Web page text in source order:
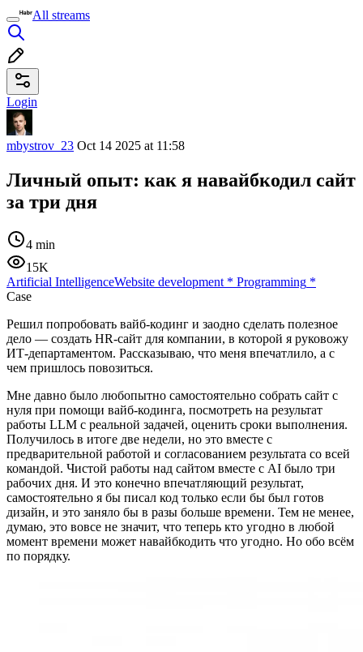
All streams
Login
mbystrov_23 Oct 14 2025 at 11:58
Личный опыт: как я навайбкодил сайт
за три дня
4 min
15K
Artificial IntelligenceWebsite development * Programming *
Case
Решил попробовать вайб-кодинг и заодно сделать полезное
дело — создать HR-сайт для компании, в которой я руковожу
ИТ-департаментом. Рассказываю, что меня впечатлило, а с
чем пришлось повозиться.
Мне давно было любопытно самостоятельно собрать сайт с
нуля при помощи вайб-кодинга, посмотреть на результат
работы LLM с реальной задачей, оценить сроки выполнения.
Получилось в итоге две недели, но это вместе с
предварительной работой и согласованием результата со всей
командой. Чистой работы над сайтом вместе с AI было три
рабочих дня. И это конечно впечатляющий результат,
самостоятельно я бы писал код только если бы был готов
дизайн, и это заняло бы в разы больше времени. Тем не менее,
думаю, это вовсе не значит, что теперь кто угодно в любой
момент времени может навайбкодить что угодно. Но обо всём
по порядку.